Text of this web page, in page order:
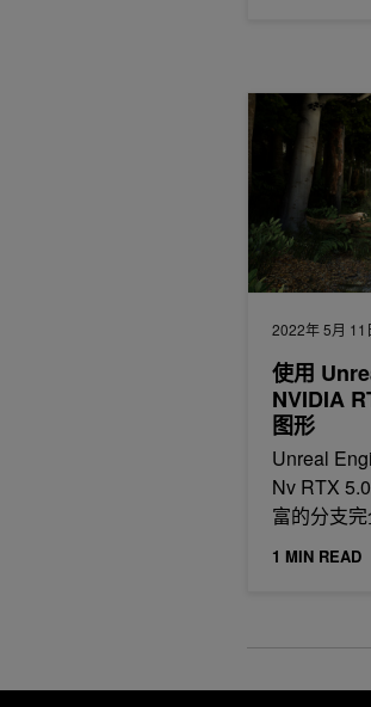
2022年 5月 11
使用
NVIDIA
图形
Unreal
Nv RTX
富的分支完
1 MIN READ
使用 Unreal